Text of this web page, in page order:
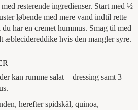
resterende ingredienser. Start med ½
løbende med mere vand indtil rette
har en cremet hummus. Smag til med
æblecidereddike hvis den mangler syre.
kan rumme salat + dressing samt 3
herefter spidskål, quinoa,